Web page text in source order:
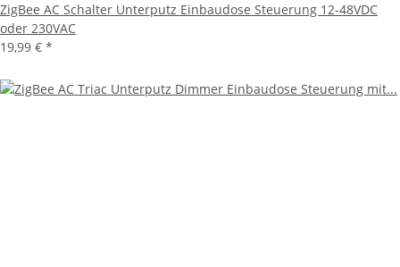
ZigBee AC Schalter Unterputz Einbaudose Steuerung 12-48VDC
oder 230VAC
19,99 € *